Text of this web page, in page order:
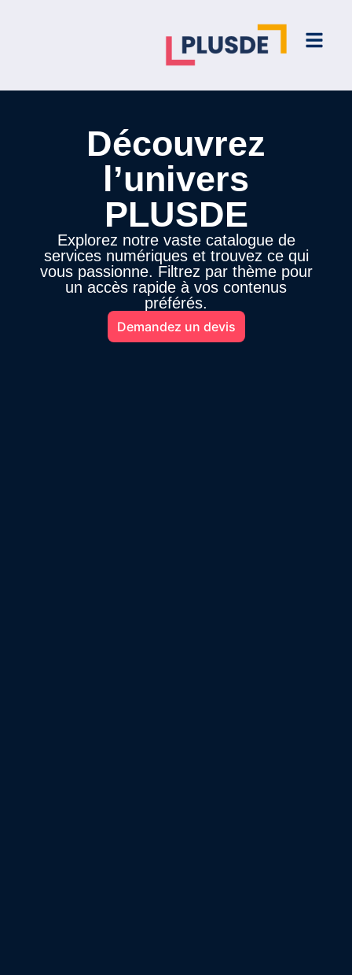
Découvrez
l’univers
PLUSDE
Explorez notre vaste catalogue de
services numériques et trouvez ce qui
vous passionne. Filtrez par thème pour
un accès rapide à vos contenus
préférés.
Demandez un devis